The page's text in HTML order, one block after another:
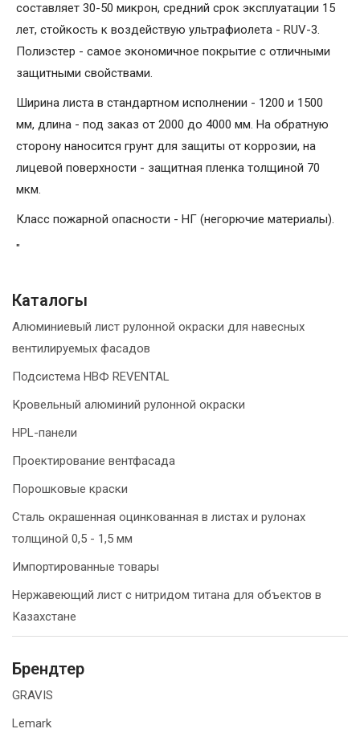
составляет 30-50 микрон, средний срок эксплуатации 15
лет, стойкость к воздействую ультрафиолета - RUV-3.
Полиэстер - самое экономичное покрытие с отличными
защитными свойствами.
Ширина листа в стандартном исполнении - 1200 и 1500
мм, длина - под заказ от 2000 до 4000 мм. На обратную
сторону наносится грунт для защиты от коррозии, на
лицевой поверхности - защитная пленка толщиной 70
мкм.
Класс пожарной опасности - НГ (негорючие материалы).
"
Каталогы
Алюминиевый лист рулонной окраски для навесных
вентилируемых фасадов
Подсистема НВФ REVENTAL
Кровельный алюминий рулонной окраски
HPL-панели
Проектирование вентфасада
Порошковые краски
Сталь окрашенная оцинкованная в листах и рулонах
толщиной 0,5 - 1,5 мм
Импортированные товары
Нержавеющий лист с нитридом титана для объектов в
Казахстане
Брендтер
GRAVIS
Lemark